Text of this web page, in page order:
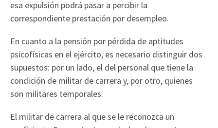
esa expulsión podrá pasar a percibir la
correspondiente prestación por desempleo.
En cuanto a la pensión por pérdida de aptitudes
psicofísicas en el ejército, es necesario distinguir dos
supuestos: por un lado, el del personal que tiene la
condición de militar de carrera y, por otro, quienes
son militares temporales.
El militar de carrera al que se le reconozca un